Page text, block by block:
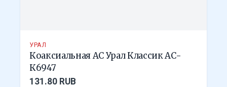
УРАЛ
Коаксиальная АС Урал Классик АС-
К6947
131.80 RUB